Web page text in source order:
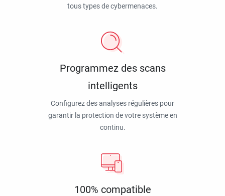
tous types de cybermenaces.
Programmez des scans
intelligents
Configurez des analyses régulières pour
garantir la protection de votre système en
continu.
100% compatible